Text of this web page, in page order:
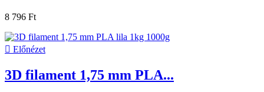
8 796 Ft
 Előnézet
3D filament 1,75 mm PLA...